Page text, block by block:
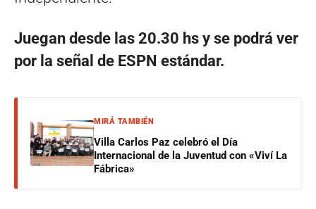
Juegan desde las 20.30 hs y se podrá ver
por la señal de ESPN estándar.
MIRÁ TAMBIÉN
Villa Carlos Paz celebró el Día
Internacional de la Juventud con «Viví La
Fábrica»